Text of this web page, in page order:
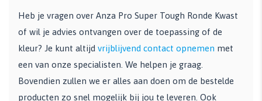
Heb je vragen over Anza Pro Super Tough Ronde Kwast
of wil je advies ontvangen over de toepassing of de
kleur? Je kunt altijd vrijblijvend contact opnemen met
een van onze specialisten. We helpen je graag.
Bovendien zullen we er alles aan doen om de bestelde
producten zo snel mogelijk bij jou te leveren. Ook